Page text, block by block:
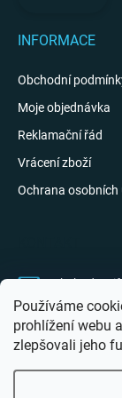
Používáme
prohlížení webu
zlepšovali jeho
INFORMACE
Obchodní
Moje objednávka
Reklamační řád
Vrácení zboží
Ochrana osobních
obchod@
731 320 162
Gifťák se mi